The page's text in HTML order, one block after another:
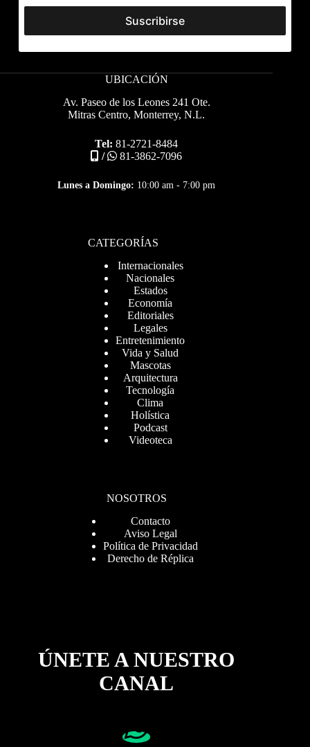
UBICACIÓN
Av. Paseo de los Leones 241 Ote.
Mitras Centro, Monterrey, N.L.
Tel: 81-2721-8484
/
81-3862-7096
Lunes a Domingo: 10:00 am - 7:00 pm
CATEGORÍAS
Internacionales
Nacionales
Estados
Economía
Editoriales
Legales
Entretenimiento
Vida y Salud
Mascotas
Arquitectura
Tecnología
Clima
Holística
Podcast
Videoteca
NOSOTROS
Contacto
Aviso Legal
Política de Privacidad
Derecho de Réplica
ÚNETE A NUESTRO
CANAL